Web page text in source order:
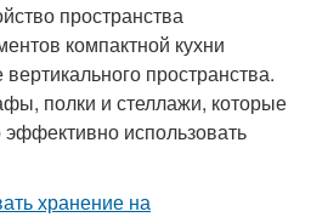
пространства
компактной кухни
пространства.
полки и стеллажи, которые
использовать